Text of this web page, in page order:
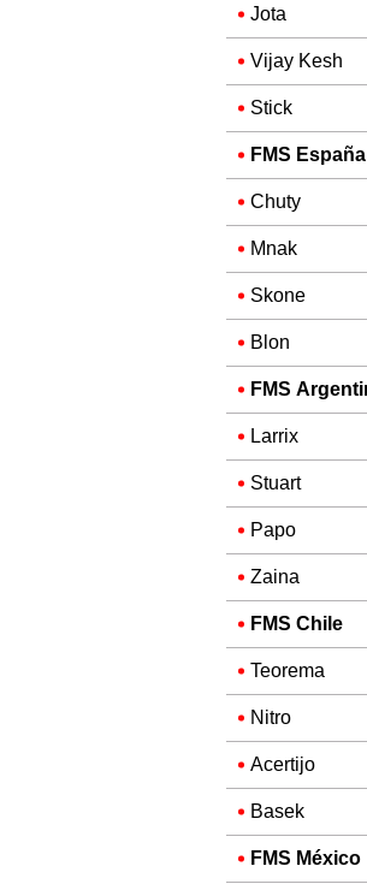
Jota
Vijay Kesh
Stick
FMS España
Chuty
Mnak
Skone
Blon
FMS
Larrix
Stuart
Papo
Zaina
FMS Chile
Teorema
Nitro
Acertijo
Basek
FMS México